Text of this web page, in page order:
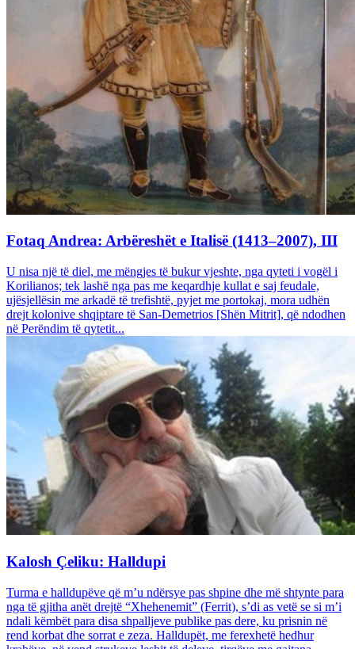
Fotaq Andrea: Arbëreshët e Italisë (1413–2007), III
U nisa një të diel, me mëngjes të bukur vjeshte, nga qyteti i vogël i
Korilianos; tek lashë nga pas me keqardhje kullat e saj feudale,
ujësjellësin me arkadë të trefishtë, pyjet me portokaj, mora udhën
drejt kolonive shqiptare të San-Demetrios [Shën Mitrit], që ndodhen
në Perëndim të qytetit...
Kalosh Çeliku: Halldupi
Turma e halldupëve që m’u ndërsye pas shpine dhe më shtynte para
nga të gjitha anët drejtë “Xhehenemit” (Ferrit), s’di as vetë se si m’i
ndali këmbët para disa shpalljeve publike pas dere, ku prisnin në
rend korbat dhe sorrat e zeza. Halldupët, me ferexhetë hedhur